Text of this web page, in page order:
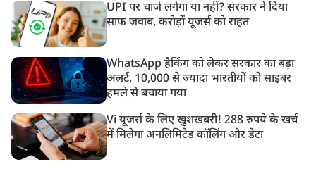
UPI पर चार्ज लगेगा या नहीं? सरकार ने दिया
साफ जवाब, करोड़ों यूजर्स को राहत
WhatsApp हैकिंग को लेकर सरकार का बड़ा
अलर्ट, 10,000 से ज्यादा भारतीयों को साइबर
हमले से बचाया गया
Vi यूजर्स के लिए खुशखबरी! 288 रुपये के खर्च
में मिलेगा अनलिमिटेड कॉलिंग और डेटा